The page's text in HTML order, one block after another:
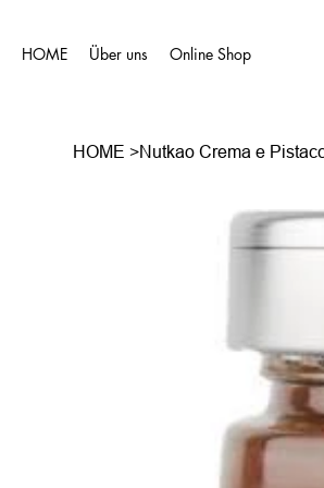
HOME Über uns Online Shop
HOME >Nutkao Crema e